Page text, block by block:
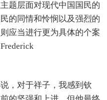
题层面对现代中国国民的
的同情和怜悯以及强烈的
应当进行更为具体的个案
，对于祥子，我感到钦